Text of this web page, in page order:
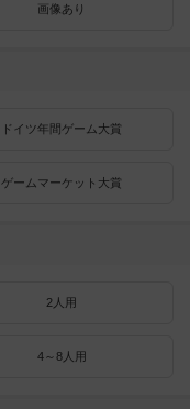
画像あり
ドイツ年間ゲーム大賞
ゲームマーケット大賞
2人用
4～8人用